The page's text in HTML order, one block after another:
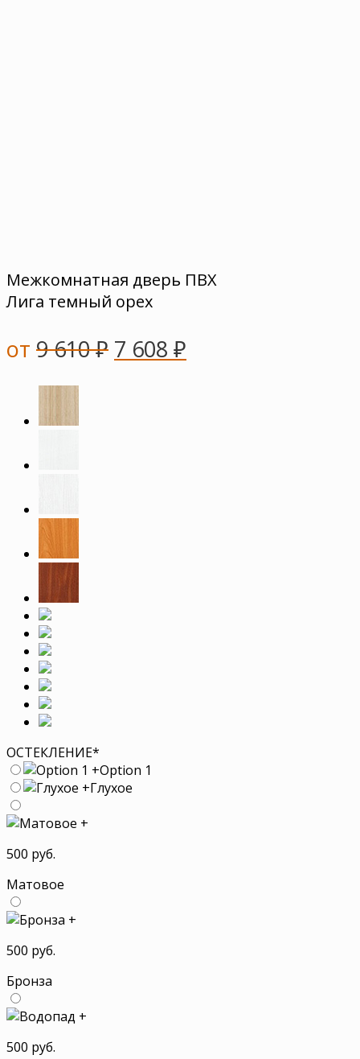
Межкомнатная дверь ПВХ
Лига темный орех
от 9 610₽ 7 608 ₽
ОСТЕКЛЕНИЕ*
+Option 1
+Глухое
+
500 руб.
Матовое
+
500 руб.
Бронза
+
500 руб.